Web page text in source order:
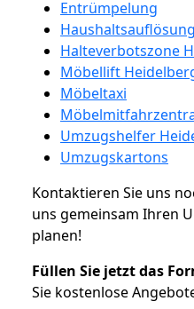
Entrümpelung
Halteverbotszone
Möbellift
Möbeltaxi
Umzugshelfer
Umzugskartons
Kontaktieren Sie uns
uns gemeinsam Ihren
planen!
Füllen Sie jetzt das
Sie kostenlose